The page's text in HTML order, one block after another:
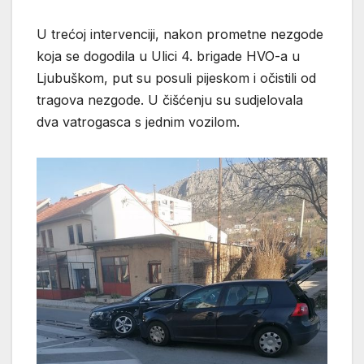
U trećoj intervenciji, nakon prometne nezgode
koja se dogodila u Ulici 4. brigade HVO-a u
Ljubuškom, put su posuli pijeskom i očistili od
tragova nezgode. U čišćenju su sudjelovala
dva vatrogasca s jednim vozilom.